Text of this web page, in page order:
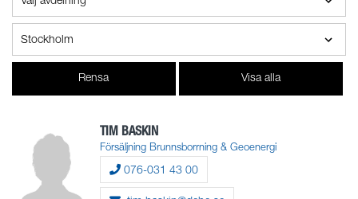
Rensa Visa alla
TIM BASKIN
Försäljning Brunnsborrning & Geoenergi
076-031 43 00